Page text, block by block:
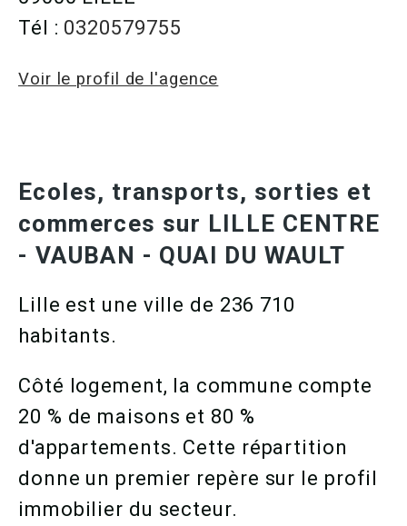
Tél : 0320579755
Voir le profil de l'agence
Ecoles, transports, sorties et
commerces sur LILLE CENTRE
- VAUBAN - QUAI DU WAULT
Lille est une ville de 236 710
habitants.
Côté logement, la commune compte
20 % de maisons et 80 %
d'appartements. Cette répartition
donne un premier repère sur le profil
immobilier du secteur.